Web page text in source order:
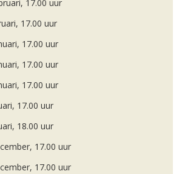
17.00 uur
17.00 uur
17.00 uur
17.00 uur
17.00 uur
17.00 uur
18.00 uur
17.00 uur
17.00 uur